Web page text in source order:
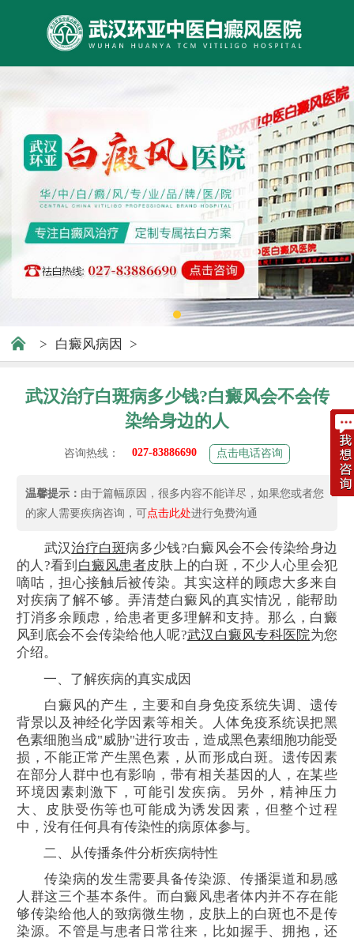
> 白癜风病因 >
武汉治疗白斑病多少钱?白癜风会不会传
染给身边的人
咨询热线： 027-83886690 点击电话咨询
温馨提示： 由于篇幅原因，很多内容不能详尽，如果您或者您
的家人需要疾病咨询，可点击此处进行免费沟通
武汉治疗白斑病多少钱?白癜风会不会传染给身边
的人?看到 白癜风患者皮肤上的白斑，不少人心里会犯
嘀咕，担心接触后被传染。其实这样的顾虑大多来自
对疾病了解不够。弄清楚白癜风的真实情况，能帮助
打消多余顾虑，给患者更多理解和支持。那么，白癜
风到底会不会传染给他人呢?武汉白癜风专科医院为您
介绍。
一、了解疾病的真实成因
白癜风的产生，主要和自身免疫系统失调、遗传
背景以及神经化学因素等相关。人体免疫系统误把黑
色素细胞当成"威胁"进行攻击，造成黑色素细胞功能受
损，不能正常产生黑色素，从而形成白斑。遗传因素
在部分人群中也有影响，带有相关基因的人，在某些
环境因素刺激下，可能引发疾病。另外，精神压力
大、皮肤受伤等也可能成为诱发因素，但整个过程
中，没有任何具有传染性的病原体参与。
二、从传播条件分析疾病特性
传染病的发生需要具备传染源、传播渠道和易感
人群这三个基本条件。而白癜风患者体内并不存在能
够传染给他人的致病微生物，皮肤上的白斑也不是传
染源。不管是与患者日常往来，比如握手、拥抱，还